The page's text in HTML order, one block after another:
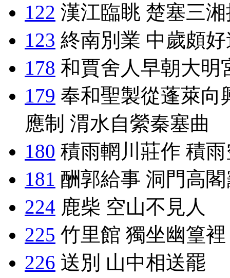
122 漢江臨眺 楚塞三
123 終南別業 中歲頗
178 和賈舍人早朝大明
179 奉和聖製從蓬萊向
應制 渭水自縈秦塞曲
180 積雨輞川莊作 積
181 酬郭給事 洞門高
224 鹿柴 空山不見人
225 竹里館 獨坐幽篁裡
226 送別 山中相送罷